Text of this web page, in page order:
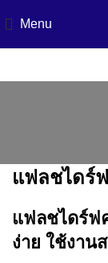
Menu
แฟลชไดร์ฟ
แฟลชไดร์ฟ
ง่าย ใช้งาน